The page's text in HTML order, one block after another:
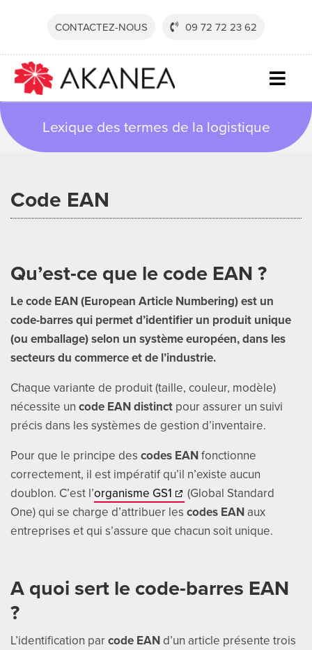
CONTACTEZ-NOUS 09 72 72 23 62
Lexique des termes de la logistique
Code EAN
Qu’est-ce que le code EAN ?
Le code EAN (European Article Numbering) est un
code-barres qui permet d’identifier un produit unique
(ou emballage) selon un système européen, dans les
secteurs du commerce et de l’industrie.
Chaque variante de produit (taille, couleur, modèle)
nécessite un code EAN distinctpour assurer un suivi
précis dans les systèmes de gestion d’inventaire.
Pour que le principe des codes EANfonctionne
correctement, il est impératif qu’il n’existe aucun
doublon. C’est l’organisme GS1
(Global Standard
One) qui se charge d’attribuer les codes EANaux
entreprises et qui s’assure que chacun soit unique.
A quoi sert le code-barres EAN
?
L’identification parcode EANd’un article présente trois